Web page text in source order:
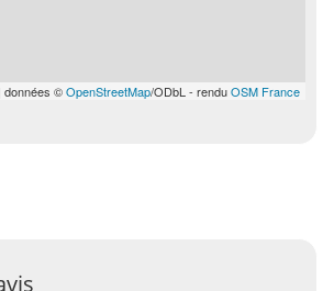
| données ©OpenStreetMap/ODbL - renduOSM France